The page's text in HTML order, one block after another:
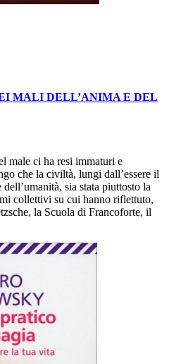
MALI DELL’ANIMA E DEL
male ci ha resi immaturi e
che la civiltà, lungi dall’essere il
sia stata piuttosto la
collettivi su cui hanno riflettuto,
la Scuola di Francoforte, il